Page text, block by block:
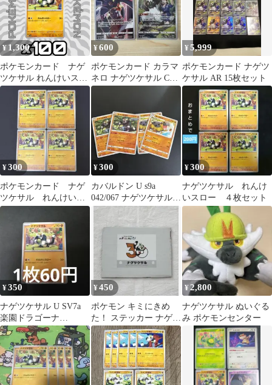
¥ 1,300
ポケモンカード ナゲ
ツケサル れんけいスロ
ー 100枚まとめ売り
¥600
ポケモンカード カラマ
ネロ ナゲツケサル CHR
2枚セット
¥5,999
ポケモンカード ナゲツ
ケサル AR 15枚セット
¥300
ポケモンカード ナゲ
ツケサル れんけいス
ロー 4枚
¥300
カバルドン U s9a
042/067 ナゲツケサル
C s5a 043/070
¥300
ナゲツケサル れんけ
いスロー ４枚セット
¥350
ナゲツケサル U SV7a
楽園ドラゴーナ
031/064 残り2枚
¥450
ポケモン キミにきめ
た！ ステッカー ナゲツ
ケサル
¥2,800
ナゲツケサル ぬいぐる
み ポケモンセンター